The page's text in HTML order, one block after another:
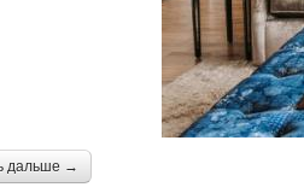
дальше →